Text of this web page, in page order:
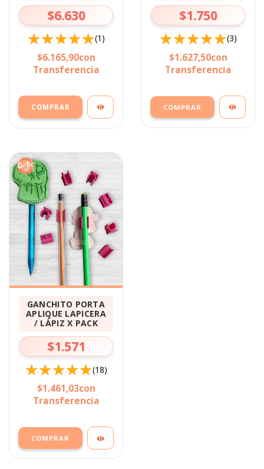
$6.630
(1)
$6.165,90con
Transferencia
$1.750
(3)
$1.627,50con
Transferencia
COMPRAR
GANCHITO PORTA
APLIQUE LAPICERA
/ LÁPIZ X PACK
$1.571
(18)
$1.461,03con
Transferencia
COMPRAR